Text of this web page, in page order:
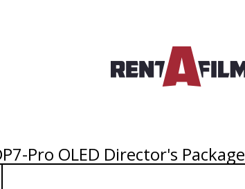
Pro OLED Director's Package